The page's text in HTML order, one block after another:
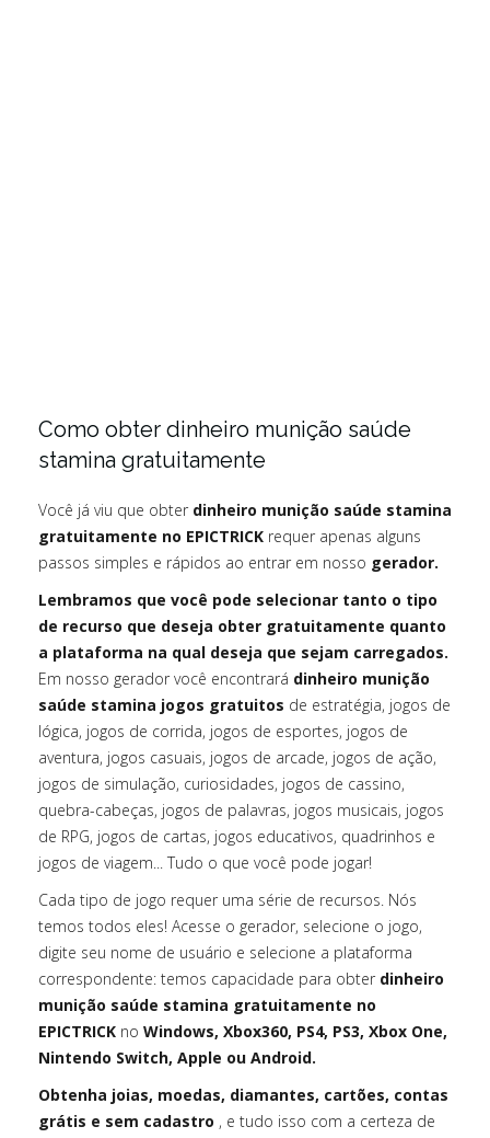
Como obter dinheiro munição saúde
stamina gratuitamente
Você já viu que obter dinheiro munição saúde stamina
gratuitamente no EPICTRICK requer apenas alguns
passos simples e rápidos ao entrar em nosso gerador.
Lembramos que você pode selecionar tanto o tipo
de recurso que deseja obter gratuitamente quanto
a plataforma na qual deseja que sejam carregados.
Em nosso gerador você encontrará dinheiro munição
saúde stamina jogos gratuitos de estratégia, jogos de
lógica, jogos de corrida, jogos de esportes, jogos de
aventura, jogos casuais, jogos de arcade, jogos de ação,
jogos de simulação, curiosidades, jogos de cassino,
quebra-cabeças, jogos de palavras, jogos musicais, jogos
de RPG, jogos de cartas, jogos educativos, quadrinhos e
jogos de viagem... Tudo o que você pode jogar!
Cada tipo de jogo requer uma série de recursos. Nós
temos todos eles! Acesse o gerador, selecione o jogo,
digite seu nome de usuário e selecione a plataforma
correspondente: temos capacidade para obter dinheiro
munição saúde stamina gratuitamente no
EPICTRICK no Windows, Xbox360, PS4, PS3, Xbox One,
Nintendo Switch, Apple ou Android.
Obtenha joias, moedas, diamantes, cartões, contas
grátis e sem cadastro , e tudo isso com a certeza de